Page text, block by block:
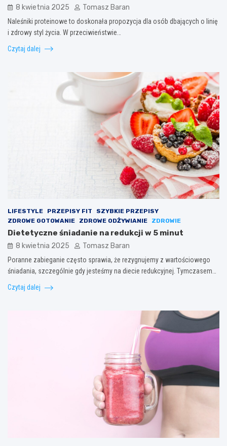
8 kwietnia 2025 Tomasz Baran
Naleśniki proteinowe to doskonała propozycja dla osób dbających o linię
i zdrowy styl życia. W przeciwieństwie…
Czytaj dalej
LIFESTYLE PRZEPISY FIT
SZYBKIE PRZEPISY
ZDROWE GOTOWANIE
ZDROWE ODŻYWIANIE ZDROWIE
Dietetyczne śniadanie na redukcji w 5 minut
8 kwietnia 2025 Tomasz Baran
Poranne zabieganie często sprawia, że rezygnujemy z wartościowego
śniadania, szczególnie gdy jesteśmy na diecie redukcyjnej. Tymczasem…
Czytaj dalej